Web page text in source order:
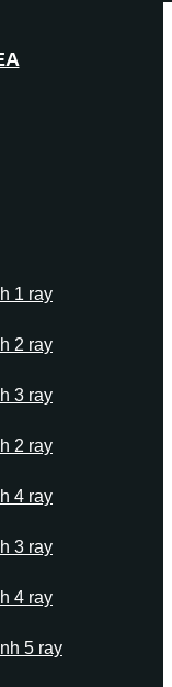
1 ray
2 ray
3 ray
2 ray
4 ray
3 ray
4 ray
5 ray